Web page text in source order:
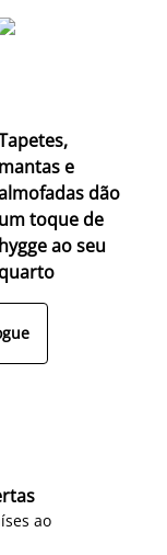
mantas e
dão
um toque de
hygge ao seu
quarto
ao